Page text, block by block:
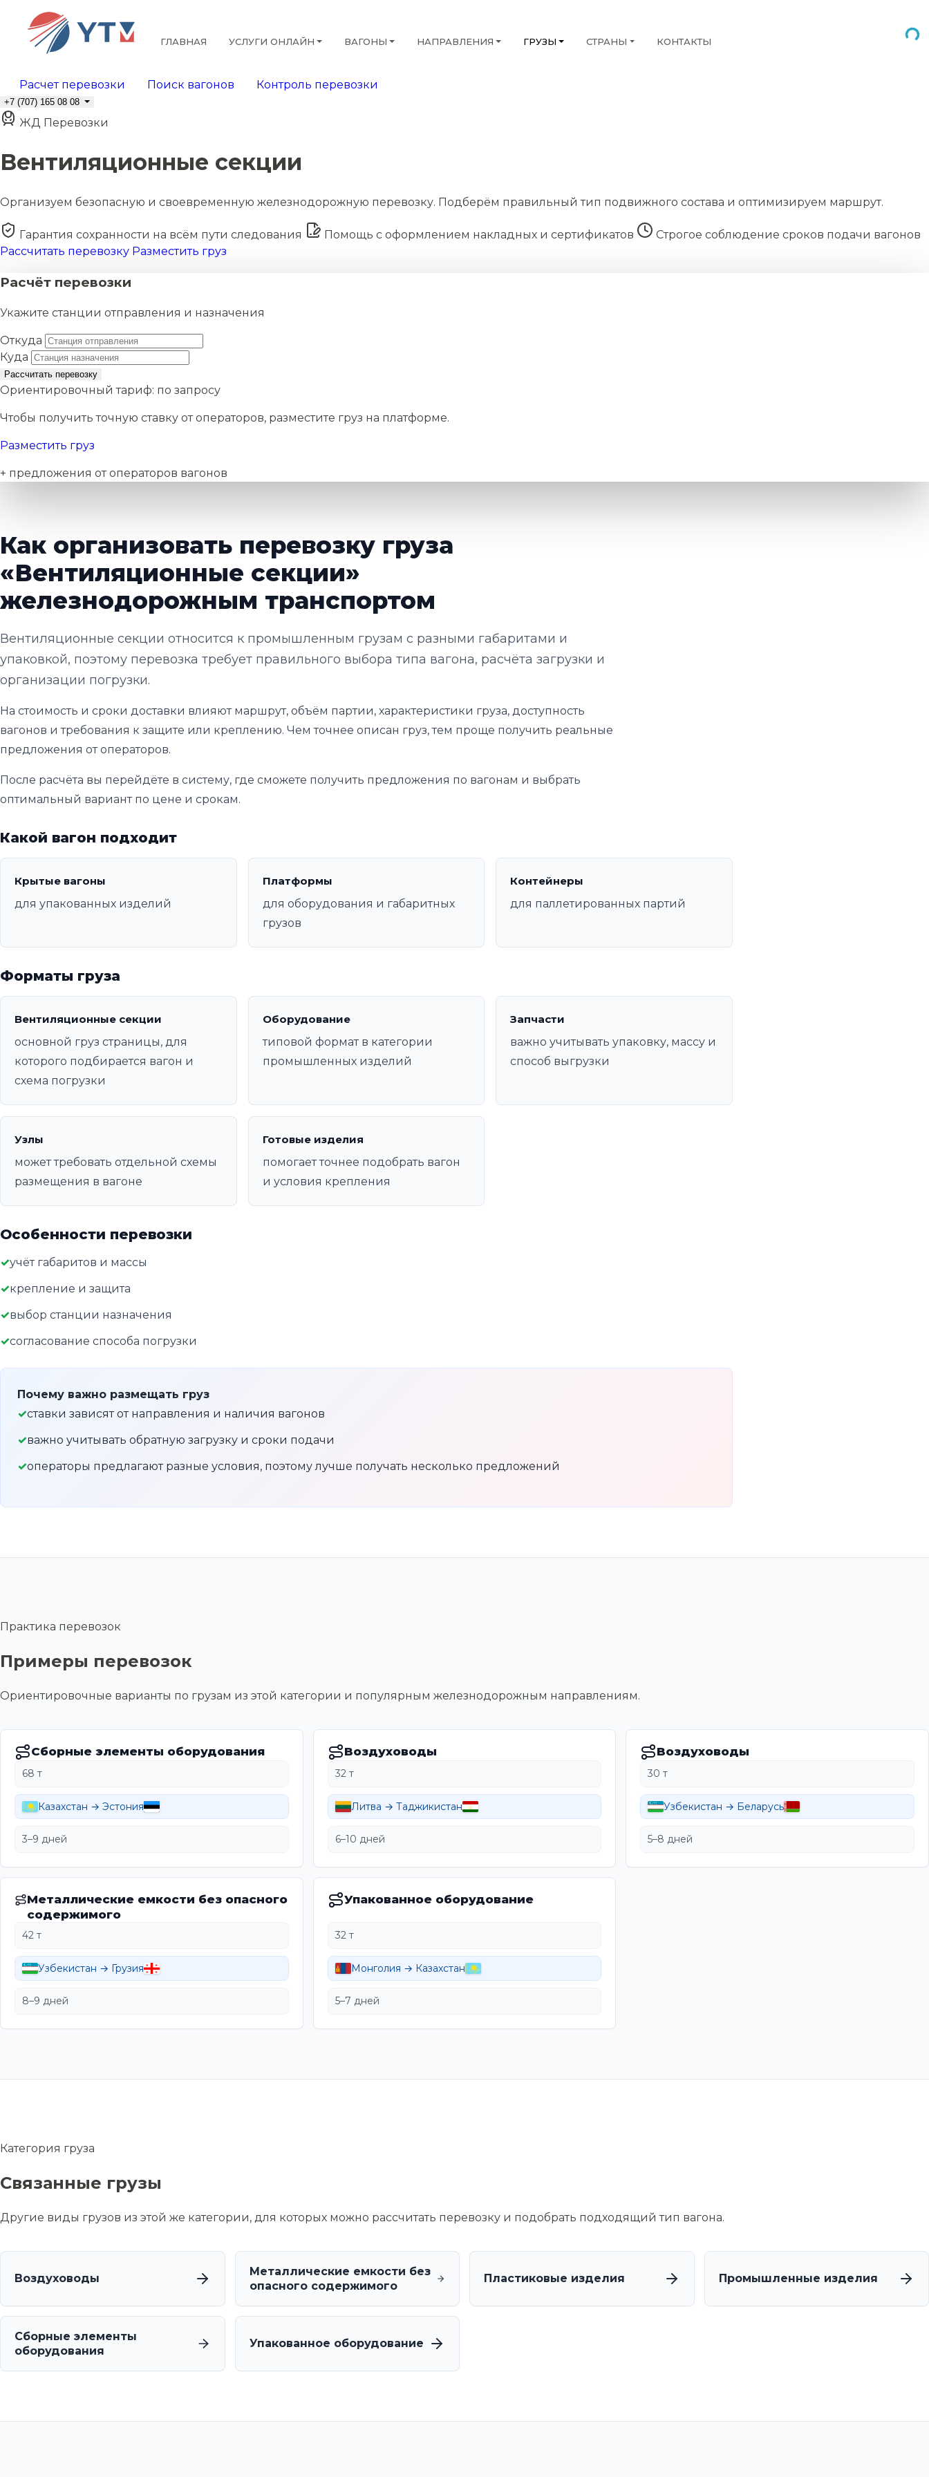
ГЛАВНАЯ УСЛУГИ ОНЛАЙН ВАГОНЫ НАПРАВЛЕНИЯ ГРУЗЫ СТРАНЫ КОНТАКТЫ
Расчет перевозки Поиск вагонов Контроль перевозки
+7 (707) 165 08 08
ЖД Перевозки
Вентиляционные секции
Организуем безопасную и своевременную железнодорожную перевозку. Подберём правильный тип подвижного состава и оптимизируем маршрут.
Гарантия сохранности на всём пути следования Помощь с оформлением накладных и сертификатов
Строгое соблюдение сроков подачи вагонов
Рассчитать перевозку Разместить груз
Расчёт перевозки
Укажите станции отправления и назначения
Откуда
Куда
Рассчитать перевозку
Ориентировочный тариф: по запросу
Чтобы получить точную ставку от операторов, разместите груз на платформе.
Разместить груз
+ предложения от операторов вагонов
Как организовать перевозку груза
«Вентиляционные секции»
железнодорожным транспортом
Вентиляционные секции относится к промышленным грузам с разными габаритами и
упаковкой, поэтому перевозка требует правильного выбора типа вагона, расчёта загрузки и
организации погрузки.
На стоимость и сроки доставки влияют маршрут, объём партии, характеристики груза, доступность
вагонов и требования к защите или креплению. Чем точнее описан груз, тем проще получить реальные
предложения от операторов.
После расчёта вы перейдёте в систему, где сможете получить предложения по вагонам и выбрать
оптимальный вариант по цене и срокам.
Какой вагон подходит
Крытые вагоны
для упакованных изделий
Платформы
для оборудования и габаритных
грузов
Контейнеры
для паллетированных партий
Форматы груза
Вентиляционные секции
основной груз страницы, для
которого подбирается вагон и
схема погрузки
Оборудование
типовой формат в категории
промышленных изделий
Запчасти
важно учитывать упаковку, массу и
способ выгрузки
Узлы
может требовать отдельной схемы
размещения в вагоне
Готовые изделия
помогает точнее подобрать вагон
и условия крепления
Особенности перевозки
учёт габаритов и массы
крепление и защита
выбор станции назначения
согласование способа погрузки
Почему важно размещать груз
ставки зависят от направления и наличия вагонов
важно учитывать обратную загрузку и сроки подачи
операторы предлагают разные условия, поэтому лучше получать несколько предложений
Практика перевозок
Примеры перевозок
Ориентировочные варианты по грузам из этой категории и популярным железнодорожным направлениям.
Сборные элементы оборудования
68 т
Казахстан → Эстония
3–9 дней
Воздуховоды
32 т
Литва → Таджикистан
6–10 дней
Воздуховоды
30 т
Узбекистан → Беларусь
5–8 дней
Металлические емкости без опасного
содержимого
42 т
Узбекистан → Грузия
8–9 дней
Упакованное оборудование
32 т
Монголия → Казахстан
5–7 дней
Категория груза
Связанные грузы
Другие виды грузов из этой же категории, для которых можно рассчитать перевозку и подобрать подходящий тип вагона.
Воздуховоды
Металлические емкости без
опасного содержимого
Пластиковые изделия Промышленные изделия
Сборные элементы
оборудования
Упакованное оборудование